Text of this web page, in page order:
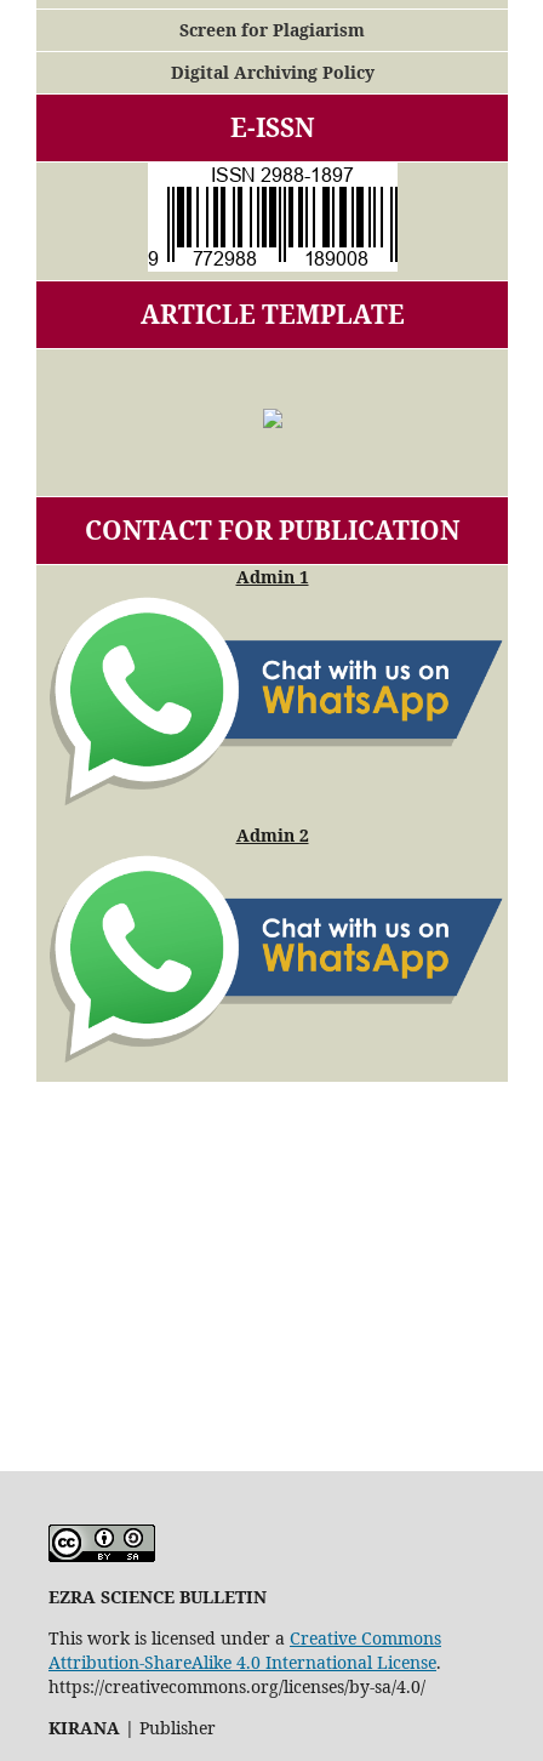
Screen for Plagiarism
Digital Archiving Policy
E-ISSN
ARTICLE TEMPLATE
CONTACT FOR PUBLICATION
Admin 1
Admin 2
EZRA SCIENCE BULLETIN
This work is licensed under a Creative Commons
Attribution-ShareAlike 4.0 International License.
https://creativecommons.org/licenses/by-sa/4.0/
KIRANA| Publisher